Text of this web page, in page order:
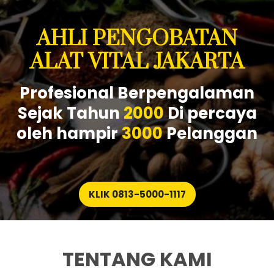
AHLI PENGOBATAN
ALAT VITAL JAKARTA
Profesional Berpengalaman
Sejak Tahun 2000Di percaya
oleh hampir3000Pelanggan
KLIK 0813-5000-1117
TENTANG KAMI